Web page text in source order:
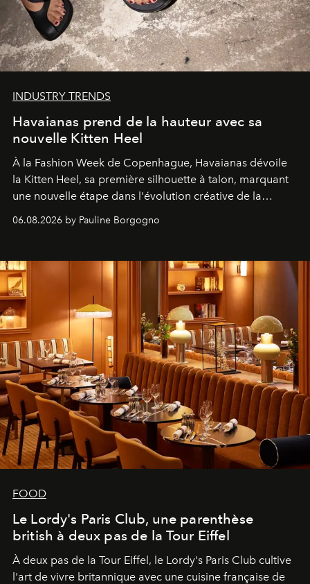
INDUSTRY TRENDS
Havaianas prend de la hauteur avec sa
nouvelle Kitten Heel
À la Fashion Week de Copenhague, Havaianas dévoile
la Kitten Heel, sa première silhouette à talon, marquant
une nouvelle étape dans l'évolution créative de la
06.08.2026 by Pauline Borgogno
FOOD
Le Lordy's Paris Club, une parenthèse
british à deux pas de la Tour Eiffel
À deux pas de la Tour Eiffel, le Lordy's Paris Club cultive
l'art de vivre britannique avec une cuisine française de